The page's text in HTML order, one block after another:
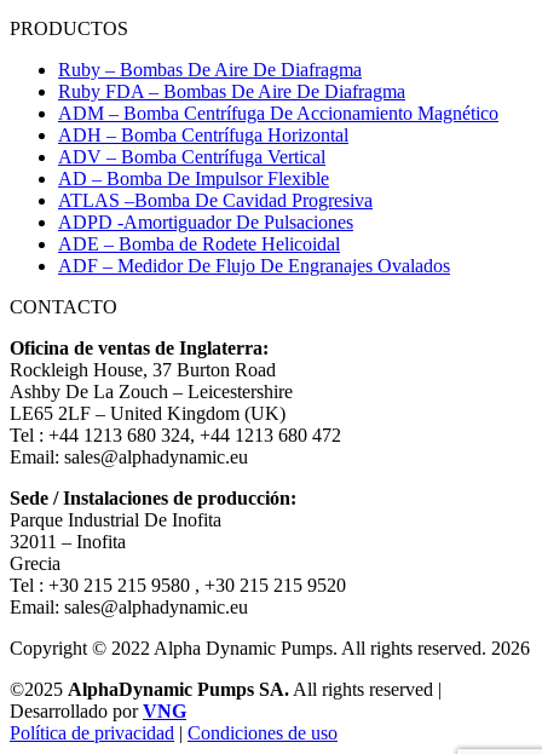
PRODUCTOS
Ruby – Bombas De Aire De Diafragma
Ruby FDA – Bombas De Aire De Diafragma
ADM – Bomba Centrífuga De Accionamiento Magnético
ADH – Bomba Centrífuga Horizontal
ADV – Bomba Centrífuga Vertical
AD – Bomba De Impulsor Flexible
ATLAS –Bomba De Cavidad Progresiva
ADPD -Amortiguador De Pulsaciones
ADE – Bomba de Rodete Helicoidal
ADF – Medidor De Flujo De Engranajes Ovalados
CONTACTO
Oficina de ventas de Inglaterra:
Rockleigh House, 37 Burton Road
Ashby De La Zouch – Leicestershire
LE65 2LF – United Kingdom (UK)
Tel : +44 1213 680 324, +44 1213 680 472
Email: sales@alphadynamic.eu
Sede / Instalaciones de producción:
Parque Industrial De Inofita
32011 – Inofita
Grecia
Tel : +30 215 215 9580 , +30 215 215 9520
Email: sales@alphadynamic.eu
Copyright © 2022 Alpha Dynamic Pumps. All rights reserved. 2026
©2025 AlphaDynamic Pumps SA. All rights reserved |
Desarrollado porVNG
Política de privacidad | Condiciones de uso